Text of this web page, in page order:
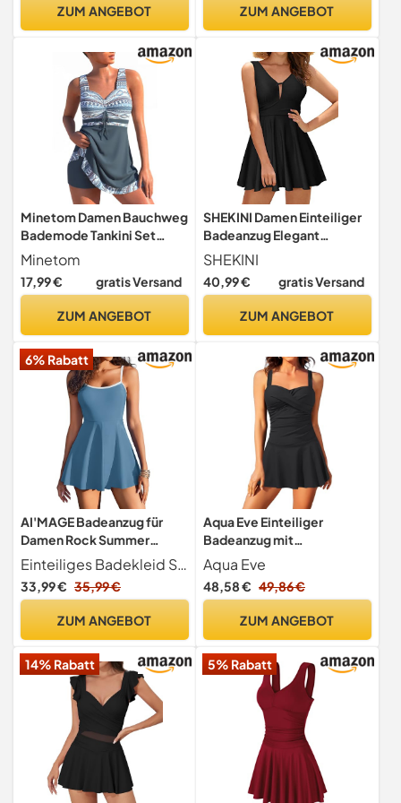
ZUM ANGEBOT
Rüschen Ärmel Bademode
ZUM ANGEBOT
Minetom Damen Bauchweg
Bademode Tankini Set
Badeanzug E Grau M
Minetom
17,99 € gratis Versand
ZUM ANGEBOT
SHEKINI Damen Einteiliger
Badeanzug Elegant
Badeanzugkleid Mit
Brustpolster Badekleid
Ruched Bauchweg
Baderock（XXL，B-
SHEKINI
40,99 € gratis Versand
ZUM ANGEBOT
6% Rabatt
AI'MAGE Badeanzug für
Damen Rock Summer
Bademode Frauen Summer
Badekleid Marine Blau M
Einteiliges Badekleid Schmeichelhaftes und praktisches Badekleid mit integrierter Shorts mit Tasche, weicher, abnehmbarer Polsterung und verstellbaren Trägern. Das fließende Kleid in A-Linie schmeichelt Ihrer Figur.
33,99 € 35,99 €
ZUM ANGEBOT
Aqua Eve Einteiliger
Badeanzug mit
Bauchkontrolle, Badeanzug
mit Rock, bescheidener
Badeanzug, Vintage-
Aqua Eve
48,58 € 49,86 €
ZUM ANGEBOT
14% Rabatt 5% Rabatt